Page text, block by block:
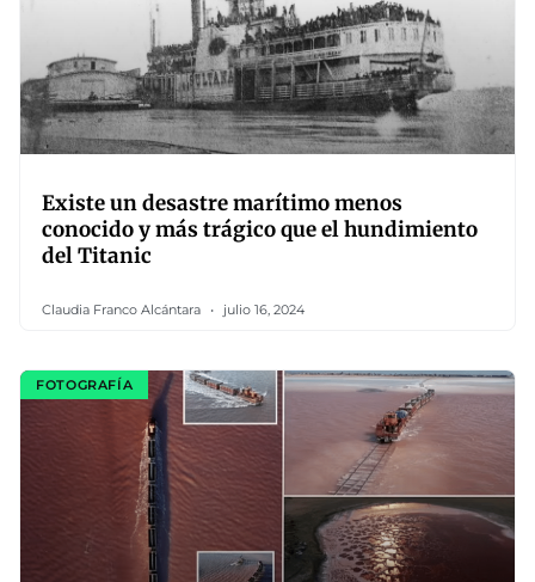
Existe un desastre marítimo menos
conocido y más trágico que el hundimiento
del Titanic
Claudia Franco Alcántara julio 16, 2024
FOTOGRAFÍA